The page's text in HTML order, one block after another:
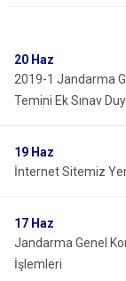
20 Haz
2019-1 Jandarma
Temini Ek Sınav
19 Haz
İnternet Sitemiz
17 Haz
Jandarma Genel
İşlemleri